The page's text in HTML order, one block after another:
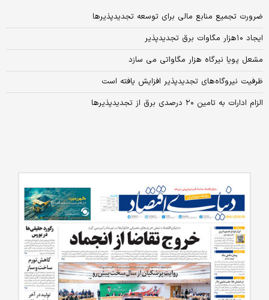
ضرورت تجمیع منابع مالی برای توسعه تجدیدپذیرها
ایجاد ۱۰‌هزار مگاوات برق تجدیدپذیر
مشعل پویا نیرگاه هزار مگاواتی می سازد
ظرفیت نیروگاه‌‌‌های تجدیدپذیر افزایش یافته است
الزام ادارات به تامین ۲۰ درصدی برق از تجدیدپذیرها